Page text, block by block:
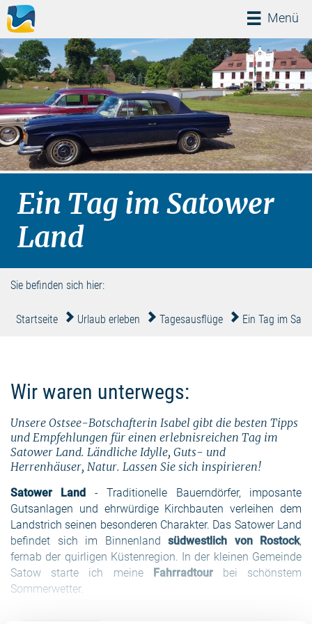
Menü
Menü
Ein Tag im Satower
Land
Sie befinden sich hier:
Startseite Urlaub erleben Tagesausflüge Ein Tag im
Wir waren unterwegs:
Unsere Ostsee-Botschafterin Isabel gibt die besten Tipps
und Empfehlungen für einen erlebnisreichen Tag im
Satower Land. Ländliche Idylle, Guts- und
Herrenhäuser, Natur. Lassen Sie sich inspirieren!
Satower Land
- Traditionelle Bauerndörfer, imposante
Gutsanlagen und ehrwürdige Kirchbauten verleihen dem
Landstrich seinen besonderen Charakter. Das Satower Land
befindet sich im Binnenland südwestlich von Rostock,
fernab der quirligen Küstenregion. In der kleinen Gemeinde
Satow starte ich meine Fahrradtourbei schönstem
Sommerwetter.